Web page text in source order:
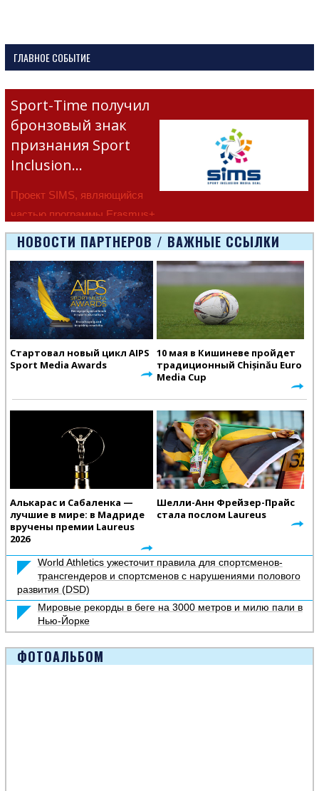
ГЛАВНОЕ СОБЫТИЕ
Sport-Time получил
бронзовый знак
признания Sport
Inclusion…
Проект SIMS, являющийся
частью программы Erasmus+
Европейско
НОВОСТИ ПАРТНЕРОВ / ВАЖНЫЕ ССЫЛКИ
Стартовал новый цикл AIPS
Sport Media Awards
10 мая в Кишиневе пройдет
традиционный Chișinău Euro
Media Cup
Алькарас и Сабаленка —
лучшие в мире: в Мадриде
вручены премии Laureus
2026
Шелли-Анн Фрейзер-Прайс
стала послом Laureus
World Athletics ужесточит правила для спортсменов-
трансгендеров и спортсменов с нарушениями полового
развития (DSD)
Мировые рекорды в беге на 3000 метров и милю пали в
Нью-Йорке
ФОТОАЛЬБОМ